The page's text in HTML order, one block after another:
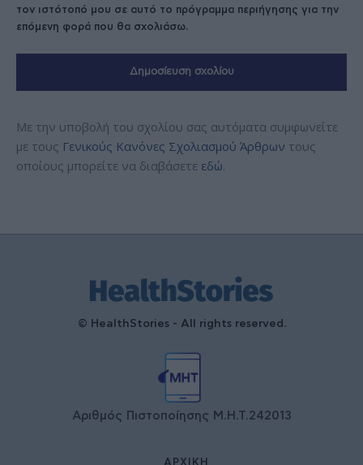
τον ιστότοπό μου σε αυτό το πρόγραμμα περιήγησης για την
επόμενη φορά που θα σχολιάσω.
Με την υποβολή του σχολίου σας αυτόματα συμφωνείτε
με τους Γενικούς Κανόνες Σχολιασμού Άρθρων τους
οποίους μπορείτε να διαβάσετε εδώ.
© HealthStories - All rights reserved.
Αριθμός Πιστοποίησης Μ.Η.Τ.242013
ΑΡΧΙΚΉ